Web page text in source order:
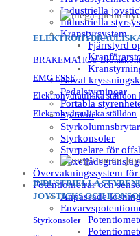
Industriella
Industriella
Kranstyrsystem
Fjärrstyrd
Naval
Pedalstyrningar
Portabla
Styrdon
Styrkonsoler
Styrpelare för
Övervakningssystem
Potentiometrar och
Anpassade
BRAKEMATIC®
EMG ESSE
Elektrohydrauliska ställdon
Elektrohydrauliska ställdon
INDUSTRIELLA
JOYSTICKS OCH
Styrkonsoler